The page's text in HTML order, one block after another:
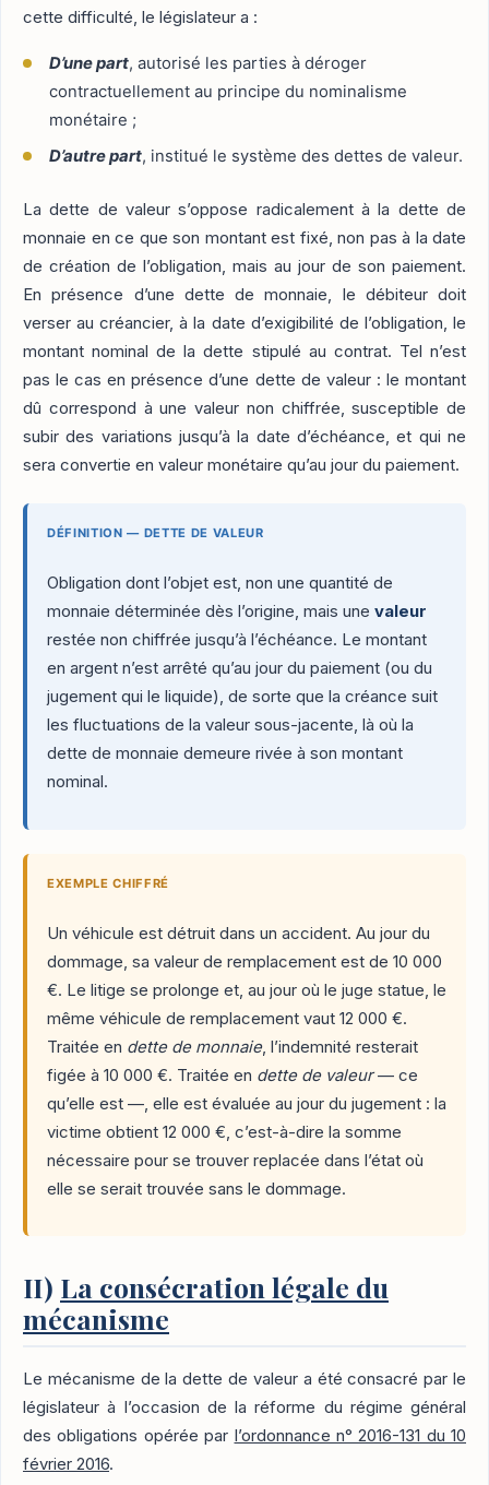
cette difficulté, le législateur a :
D’une part, autorisé les parties à déroger
contractuellement au principe du nominalisme
monétaire ;
D’autre part, institué le système des dettes de valeur.
La dette de valeur s’oppose radicalement à la dette de
monnaie en ce que son montant est fixé, non pas à la date
de création de l’obligation, mais au jour de son paiement.
En présence d’une dette de monnaie, le débiteur doit
verser au créancier, à la date d’exigibilité de l’obligation, le
montant nominal de la dette stipulé au contrat. Tel n’est
pas le cas en présence d’une dette de valeur : le montant
dû correspond à une valeur non chiffrée, susceptible de
subir des variations jusqu’à la date d’échéance, et qui ne
sera convertie en valeur monétaire qu’au jour du paiement.
DÉFINITION — DETTE DE VALEUR
Obligation dont l’objet est, non une quantité de
monnaie déterminée dès l’origine, mais une valeur
restée non chiffrée jusqu’à l’échéance. Le montant
en argent n’est arrêté qu’au jour du paiement (ou du
jugement qui le liquide), de sorte que la créance suit
les fluctuations de la valeur sous-jacente, là où la
dette de monnaie demeure rivée à son montant
nominal.
EXEMPLE CHIFFRÉ
Un véhicule est détruit dans un accident. Au jour du
dommage, sa valeur de remplacement est de 10 000
€. Le litige se prolonge et, au jour où le juge statue, le
même véhicule de remplacement vaut 12 000 €.
Traitée en dette de monnaie, l’indemnité resterait
figée à 10 000 €. Traitée en dette de valeur— ce
qu’elle est —, elle est évaluée au jour du jugement : la
victime obtient 12 000 €, c’est-à-dire la somme
nécessaire pour se trouver replacée dans l’état où
elle se serait trouvée sans le dommage.
II) La consécration légale du
mécanisme
Le mécanisme de la dette de valeur a été consacré par le
législateur à l’occasion de la réforme du régime général
des obligations opérée par l’ordonnance n° 2016-131 du 10
février 2016.